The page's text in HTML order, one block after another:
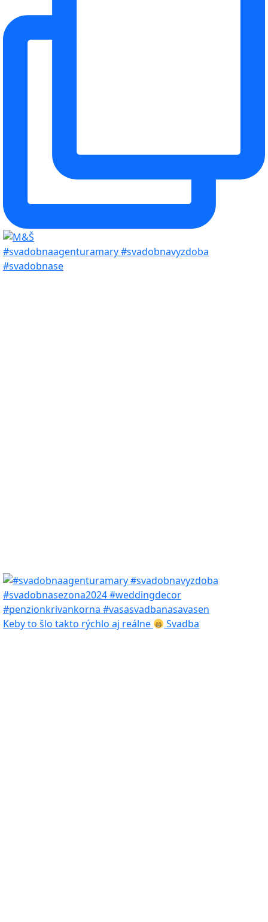
#svadobnaagenturamary #svadobnavyzdoba
#svadobnase
Keby to šlo takto rýchlo aj reálne Svadba